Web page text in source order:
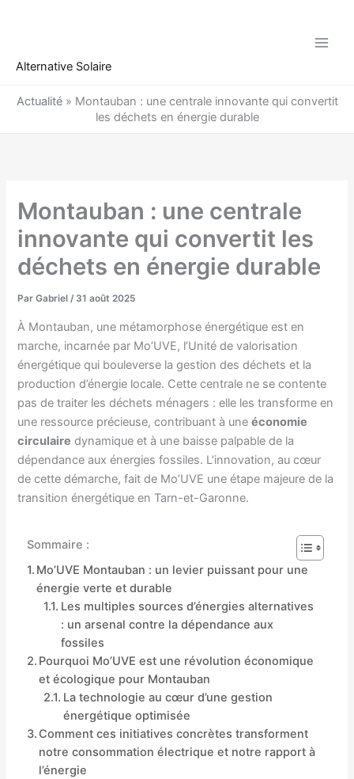
Alternative Solaire
Actualité» Montauban : une centrale innovante qui convertit
les déchets en énergie durable
Montauban : une centrale
innovante qui convertit les
déchets en énergie durable
ParGabriel/ 31 août 2025
À Montauban, une métamorphose énergétique est en
marche, incarnée par Mo’UVE, l’Unité de valorisation
énergétique qui bouleverse la gestion des déchets et la
production d’énergie locale. Cette centrale ne se contente
pas de traiter les déchets ménagers : elle les transforme en
une ressource précieuse, contribuant à uneéconomie
circulaire dynamique et à une baisse palpable de la
dépendance aux énergies fossiles. L’innovation, au cœur
de cette démarche, fait de Mo’UVE une étape majeure de la
transition énergétique en Tarn-et-Garonne.
Sommaire :
Mo’UVE Montauban : un levier puissant pour une
énergie verte et durable
Les multiples sources d’énergies alternatives
: un arsenal contre la dépendance aux
fossiles
Pourquoi Mo’UVE est une révolution économique
et écologique pour Montauban
La technologie au cœur d’une gestion
énergétique optimisée
Comment ces initiatives concrètes transforment
notre consommation électrique et notre rapport à
l’énergie